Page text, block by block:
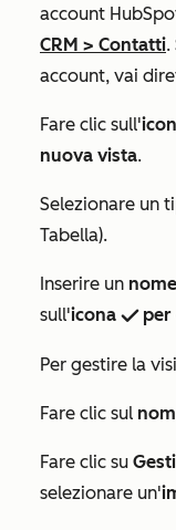
account
CRM > Contatti.
account, vai
Fare clic sull'
nuova vista.
Selezionare un
Tabella).
Inserire un nome
sull'icona successIcon per
Per gestire la
Fare clic sul
Fare clic su
selezionare un'